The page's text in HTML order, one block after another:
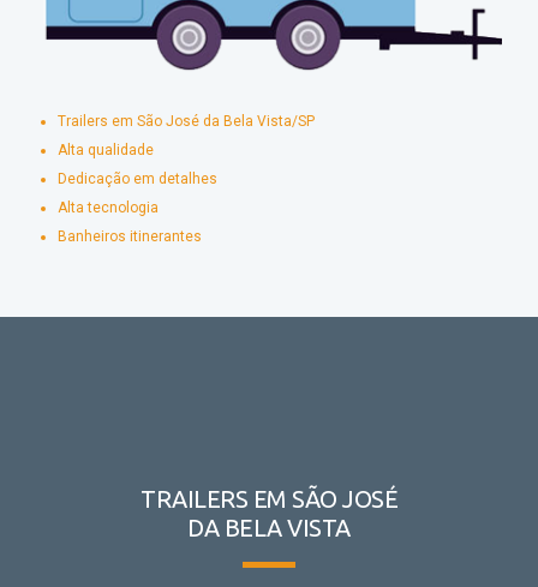
Trailers em São José da Bela Vista/SP
Alta qualidade
Dedicação em detalhes
Alta tecnologia
Banheiros itinerantes
TRAILERS EM SÃO JOSÉ
DA BELA VISTA